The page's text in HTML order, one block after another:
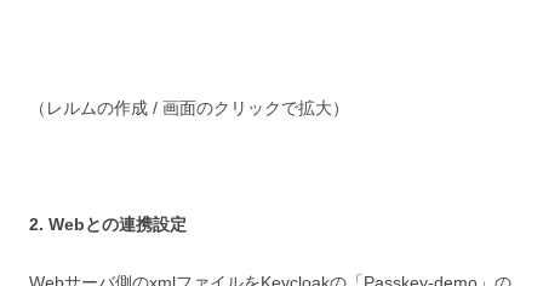
（レルムの作成 / 画面のクリックで拡大）
2. Webとの連携設定
Webサーバ側のxmlファイルをKeycloakの「Passkey-demo」の